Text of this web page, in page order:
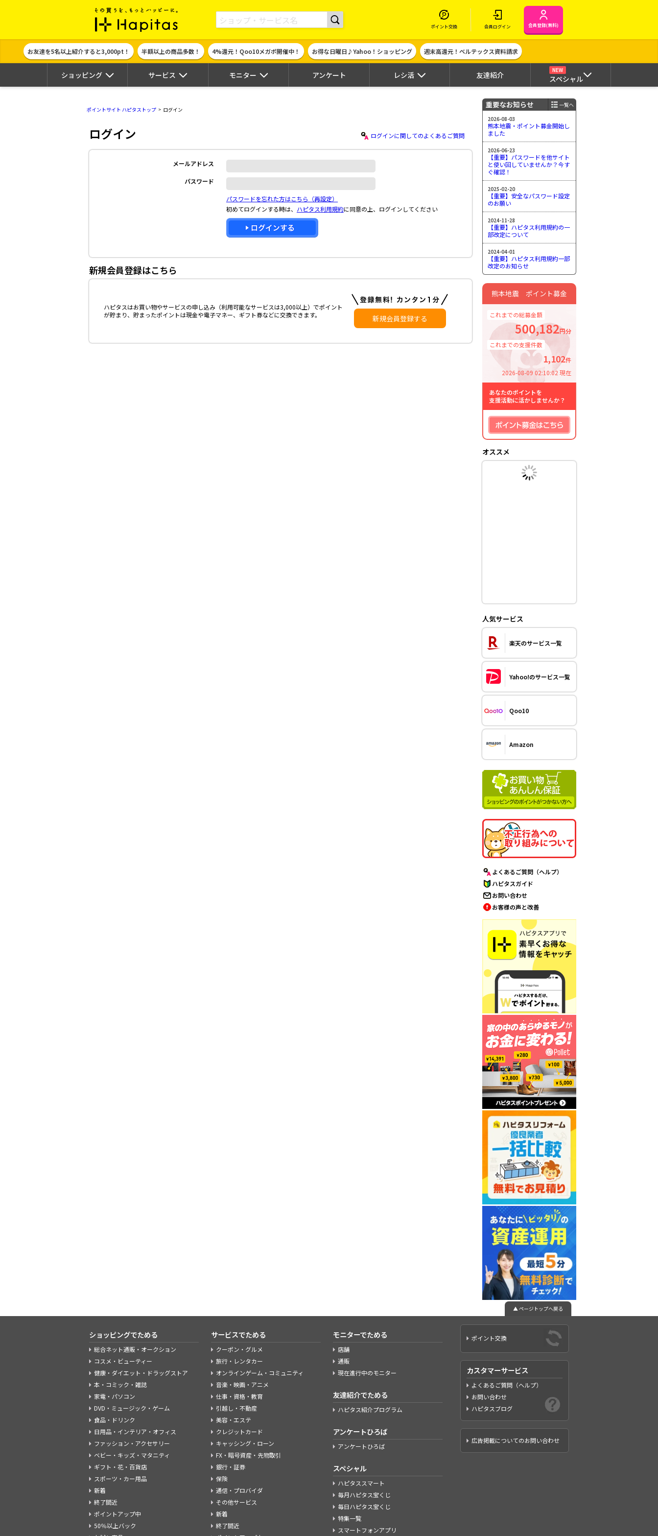
ポイント貯めて現金やギフト券に交換できるポイントサイト | ハピタス
ポイント交換 会員ログイン 会員登録(無料)
お友達を5名以上紹介すると3,000pt！ 半額以上の商品多数！ 4%還元！Qoo10メガポ開催中！ お得な日曜日♪Yahoo！ショッピング 週末高還元！ベルテックス資料請求
ショッピング サービス モニター アンケート レシ活 友達紹介
NEW
スペシャル
ポイントサイト ハピタストップ ログイン
ログイン ログインに関してのよくあるご質問
メールアドレス
パスワード
パスワードを忘れた方はこちら（再設定）
初めてログインする時は、 ハピタス利用規約に同意の上、ログインしてください
新規会員登録はこちら
ハピタスはお買い物やサービスの申し込み（利用可能なサービスは3,000以上）でポイント
が貯まり、貯まったポイントは現金や電子マネー、ギフト券などに交換できます。
新規会員登録する
重要なお知らせ
一覧へ
2026-08-03
熊本地震・ポイント募金開始し
ました
2026-06-23
【重要】パスワードを他サイト
と使い回していませんか？今す
ぐ確認！
2025-02-20
【重要】安全なパスワード設定
のお願い
2024-11-28
【重要】ハピタス利用規約の一
部改定について
2024-04-01
【重要】ハピタス利用規約一部
改定のお知らせ
熊本地震 ポイント募金
これまでの総募金額
500,182円分
これまでの支援件数
1,102件
2026-08-09 02:10:02 現在
あなたのポイントを
支援活動に活かしませんか？
オススメ
人気サービス
楽天のサービス一覧
Yahoo!のサービス一覧
Qoo10
Amazon
よくあるご質問（ヘルプ）
ハピタスガイド
お問い合わせ
お客様の声と改善
▲ ページトップへ戻る
ショッピングでためる
総合ネット通販・オークション
コスメ・ビューティー
健康・ダイエット・ドラッグストア
本・コミック・雑誌
家電・パソコン
DVD・ミュージック・ゲーム
食品・ドリンク
日用品・インテリア・オフィス
ファッション・アクセサリー
ベビー・キッズ・マタニティ
ギフト・花・百貨店
スポーツ・カー用品
新着
終了間近
ポイントアップ中
50％以上バック
サービスでためる
クーポン・グルメ
旅行・レンタカー
オンラインゲーム・コミュニティ
音楽・映画・アニメ
仕事・資格・教育
引越し・不動産
美容・エステ
クレジットカード
キャッシング・ローン
FX・暗号資産・先物取引
銀行・証券
保険
通信・プロバイダ
その他サービス
新着
終了間近
モニターでためる
店舗
通販
現在進行中のモニター
友達紹介でためる
ハピタス紹介プログラム
アンケートひろば
アンケートひろば
スペシャル
ハピタススマート
毎月ハピタス宝くじ
毎日ハピタス宝くじ
特集一覧
スマートフォンアプリ
ポイント交換
カスタマーサービス
よくあるご質問（ヘルプ）
お問い合わせ
ハピタスブログ
広告掲載についてのお問い合わせ